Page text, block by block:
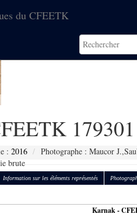
du CFEETK
179301
: 2016
Photographe : Maucor
brute
Information sur les éléments représentés